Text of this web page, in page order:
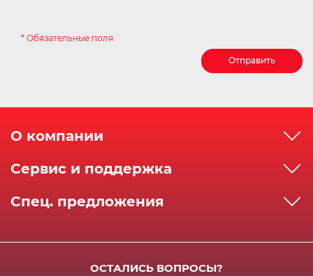
* Обязательные поля
Отправить
О компании
Сервисный центр
Сервис и поддержка
Возрат и гарантия
Спец. предложения
ОСТАЛИСЬ ВОПРОСЫ?